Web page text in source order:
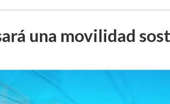
una movilidad